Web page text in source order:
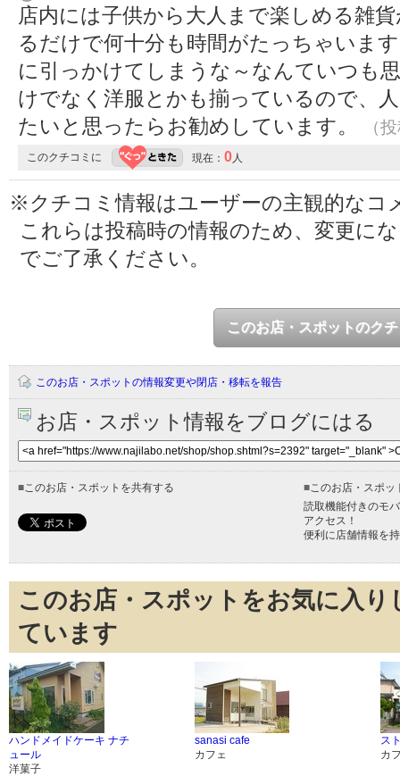
店内には子供から大人まで楽しめる雑
るだけで何十分も時間がたっちゃいま
に引っかけてしまうな～なんていつも
けでなく洋服とかも揃っているので、
たいと思ったらお勧めしています。
（
このクチコミに 現在： 0人
※クチコミ情報はユーザーの主観的なコ
これらは投稿時の情報のため、変更に
でご了承ください。
このお店・スポットのク
このお店・スポットの情報変更や閉店・移転を報告
お店・スポット情報をブログにはる
■このお店・スポットを共有する ■このお店・スポッ
読取機能付きのモ
アクセス！
便利に店舗情報を
このお店・スポットをお気に入
ています
ハンドメイドケーキ ナチ
ュール
洋菓子
sanasi cafe
カフェ
ス
カ